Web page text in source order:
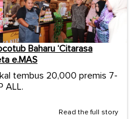
Baharu ‘Citarasa
e.MAS
tembus 20,000 premis 7-
ALL.
Read the full story